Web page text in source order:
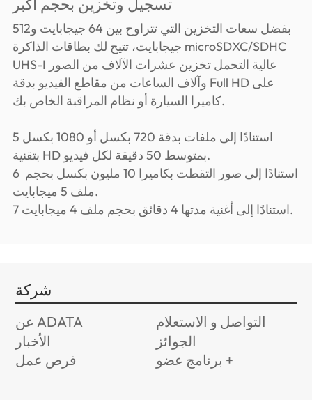
تسجيل وتخزين بحجم أكبر
بفضل سعات التخزين التي تتراوح بين 64 جيجابايت و512
جيجابايت، تتيح لك بطاقات الذاكرة microSDXC/SDHC
UHS-I عالية التحمل تخزين عشرات الآلاف من الصور
وآلاف الساعات من مقاطع الفيديو بدقة Full HD على
كاميرا السيارة أو نظام المراقبة الخاص بك.
5 استنادًا إلى ملفات بدقة 720 بكسل أو 1080 بكسل
بتقنية HD بمتوسط 50 دقيقة لكل فيديو.
6 استنادًا إلى صور التقطت بكاميرا 10 مليون بكسل بحجم
ملف 5 ميجابايت.
7 استنادًا إلى أغنية مدتها 4 دقائق بحجم ملف 4 ميجابايت.
شركة
عن ADATA
التواصل و الاستعلام
الأخبار
الجوائز
فرص عمل
برنامج عضو +